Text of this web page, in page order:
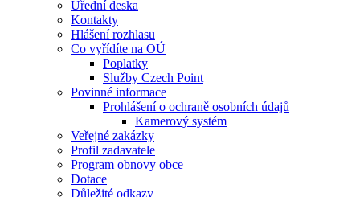
Úřední deska
Kontakty
Hlášení rozhlasu
Co vyřídíte na OÚ
Poplatky
Služby Czech Point
Povinné informace
Prohlášení o ochraně osobních údajů
Kamerový systém
Veřejné zakázky
Profil zadavatele
Program obnovy obce
Dotace
Důležité odkazy